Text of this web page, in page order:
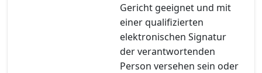
Gericht geeignet und mit
einer qualifizierten
elektronischen Signatur
der verantwortenden
Person versehen sein oder